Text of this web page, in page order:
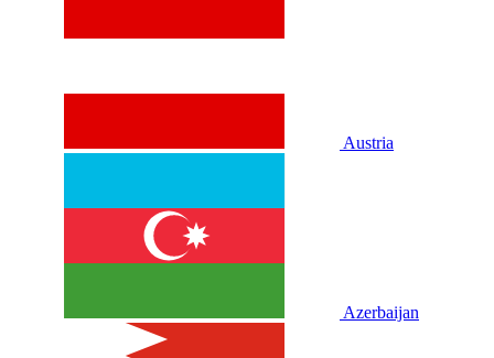
Austria
Azerbaijan